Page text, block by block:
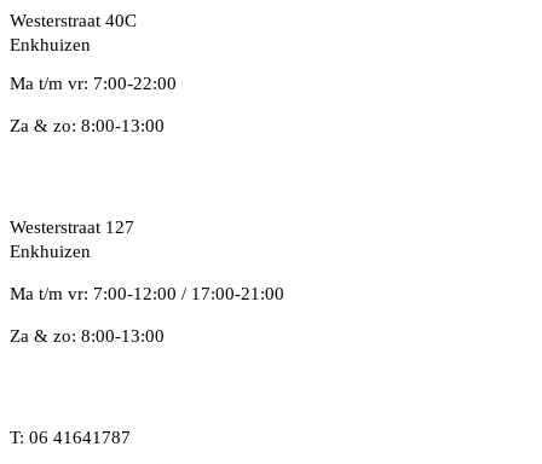
Westerstraat 40C
Enkhuizen
Ma t/m vr: 7:00-22:00
Za & zo: 8:00-13:00
Westerstraat 127
Enkhuizen
Ma t/m vr: 7:00-12:00 / 17:00-21:00
Za & zo: 8:00-13:00
T: 06 41641787